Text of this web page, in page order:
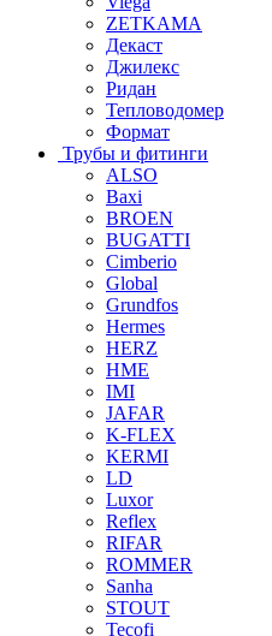
ZETKAMA
Декаст
Джилекс
Ридан
Тепловодомер
Формат
Трубы и фитинги
ALSO
Baxi
BROEN
BUGATTI
Cimberio
Global
Grundfos
Hermes
HERZ
HME
IMI
JAFAR
K-FLEX
KERMI
LD
Luxor
Reflex
RIFAR
ROMMER
Sanha
STOUT
Tecofi